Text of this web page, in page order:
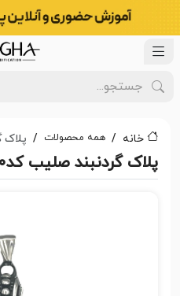
خانه همه محصولات پلاک
پلاک گردنبند صلیب کد۳۰۹۰